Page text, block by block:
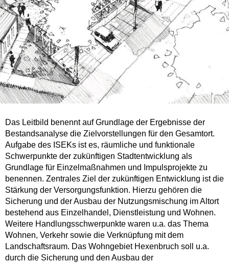
Das Leitbild benennt auf Grundlage der Ergebnisse der
Bestandsanalyse die Zielvorstellungen für den Gesamtort.
Aufgabe des ISEKs ist es, räumliche und funktionale
Schwerpunkte der zukünftigen Stadtentwicklung als
Grundlage für Einzelmaßnahmen und Impulsprojekte zu
benennen. Zentrales Ziel der zukünftigen Entwicklung ist die
Stärkung der Versorgungsfunktion. Hierzu gehören die
Sicherung und der Ausbau der Nutzungsmischung im Altort
bestehend aus Einzelhandel, Dienstleistung und Wohnen.
Weitere Handlungsschwerpunkte waren u.a. das Thema
Wohnen, Verkehr sowie die Verknüpfung mit dem
Landschaftsraum. Das Wohngebiet Hexenbruch soll u.a.
durch die Sicherung und den Ausbau der